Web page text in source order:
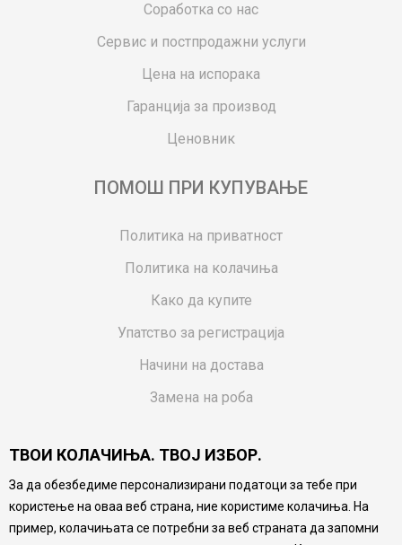
Соработка со нас
Сервис и постпродажни услуги
Цена на испорака
Гаранција за производ
Ценовник
ПОМОШ ПРИ КУПУВАЊЕ
Политика на приватност
Политика на колачиња
Како да купите
Упатство за регистрација
Начини на достава
Замена на роба
Ваучери
Product Finder
FAQs
ТВОИ КОЛАЧИЊА. ТВОЈ ИЗБОР.
За да обезбедиме персонализирани податоци за тебе при
користење на оваа веб страна, ние користиме колачиња. На
пример, колачињата се потребни за веб страната да запомни